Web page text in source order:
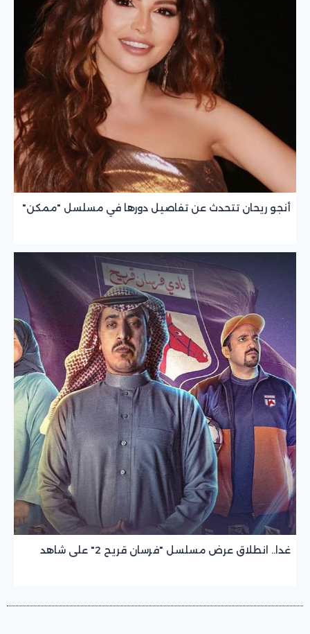
أنجو ريحان تتحدث عن تفاصيل دورها في مسلسل "ممكن"
غدا.. انطلاق عرض مسلسل "فرسان قريح 2" على شاهد